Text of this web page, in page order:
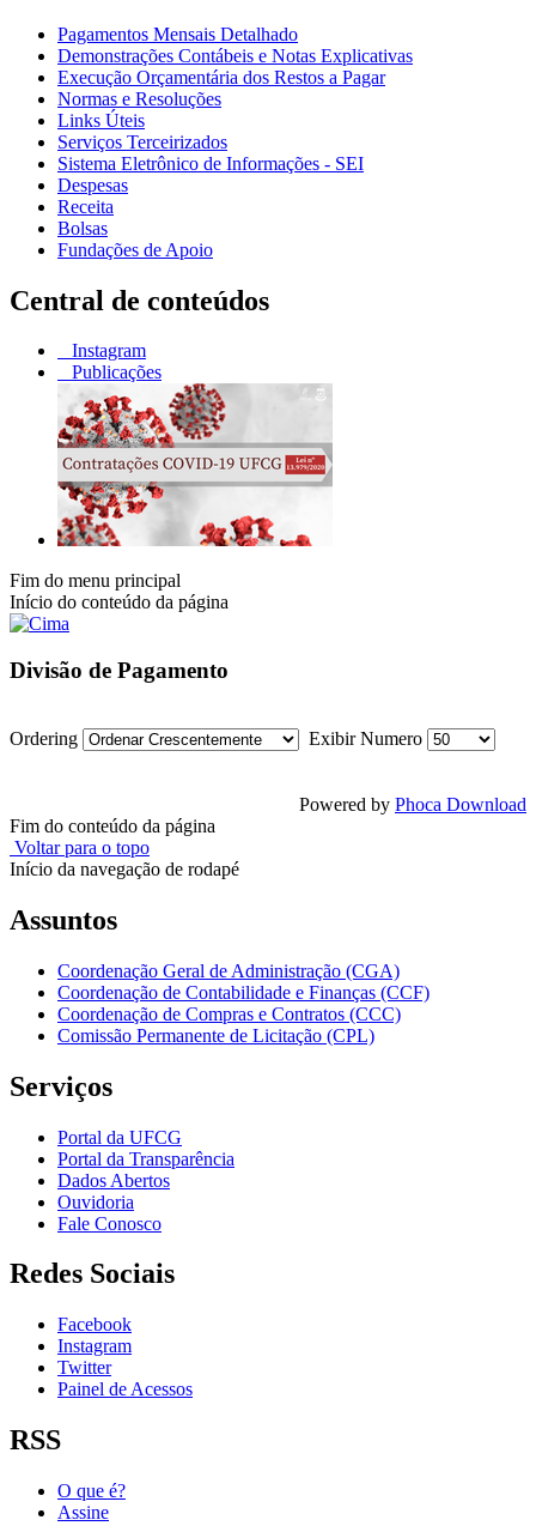
Pagamentos Mensais Detalhado
Demonstrações Contábeis e Notas Explicativas
Execução Orçamentária dos Restos a Pagar
Normas e Resoluções
Links Úteis
Serviços Terceirizados
Sistema Eletrônico de Informações - SEI
Despesas
Receita
Bolsas
Fundações de Apoio
Central de conteúdos
Instagram
Publicações
Fim do menu principal
Início do conteúdo da página
Divisão de Pagamento
Ordering Exibir Numero
Powered by Phoca Download
Fim do conteúdo da página
Voltar para o topo
Início da navegação de rodapé
Assuntos
Coordenação Geral de Administração (CGA)
Coordenação de Contabilidade e Finanças (CCF)
Coordenação de Compras e Contratos (CCC)
Comissão Permanente de Licitação (CPL)
Serviços
Portal da UFCG
Portal da Transparência
Dados Abertos
Ouvidoria
Fale Conosco
Redes Sociais
Facebook
Instagram
Twitter
Painel de Acessos
RSS
O que é?
Assine